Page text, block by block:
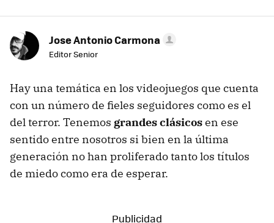
Jose Antonio Carmona
Editor Senior
Hay una temática en los videojuegos que cuenta
con un número de fieles seguidores como es el
del terror. Tenemos grandes clásicosen ese
sentido entre nosotros si bien en la última
generación no han proliferado tanto los títulos
de miedo como era de esperar.